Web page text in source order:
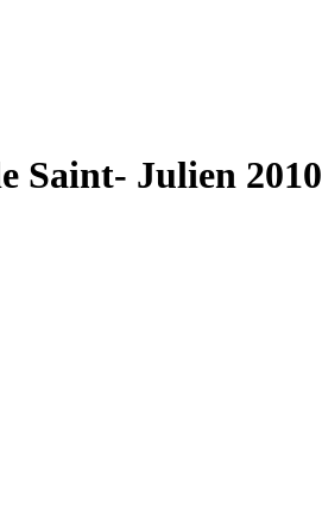
Saint- Julien 2010